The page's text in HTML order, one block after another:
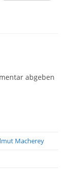
abgeben
Macherey